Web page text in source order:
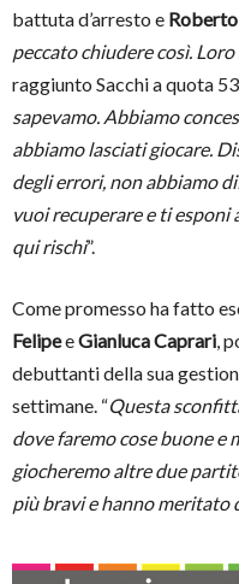
battuta d’arresto e
peccato chiudere così.
raggiunto Sacchi a quota
sapevamo. Abbiamo
abbiamo lasciati giocare.
degli errori, non abbiamo
vuoi recuperare e ti
qui rischi”.
Come promesso ha fatto
FelipeeGianluca Caprari,
debuttanti della sua
settimane. “Questa
dove faremo cose buone e
giocheremo altre due
più bravi e hanno meritato